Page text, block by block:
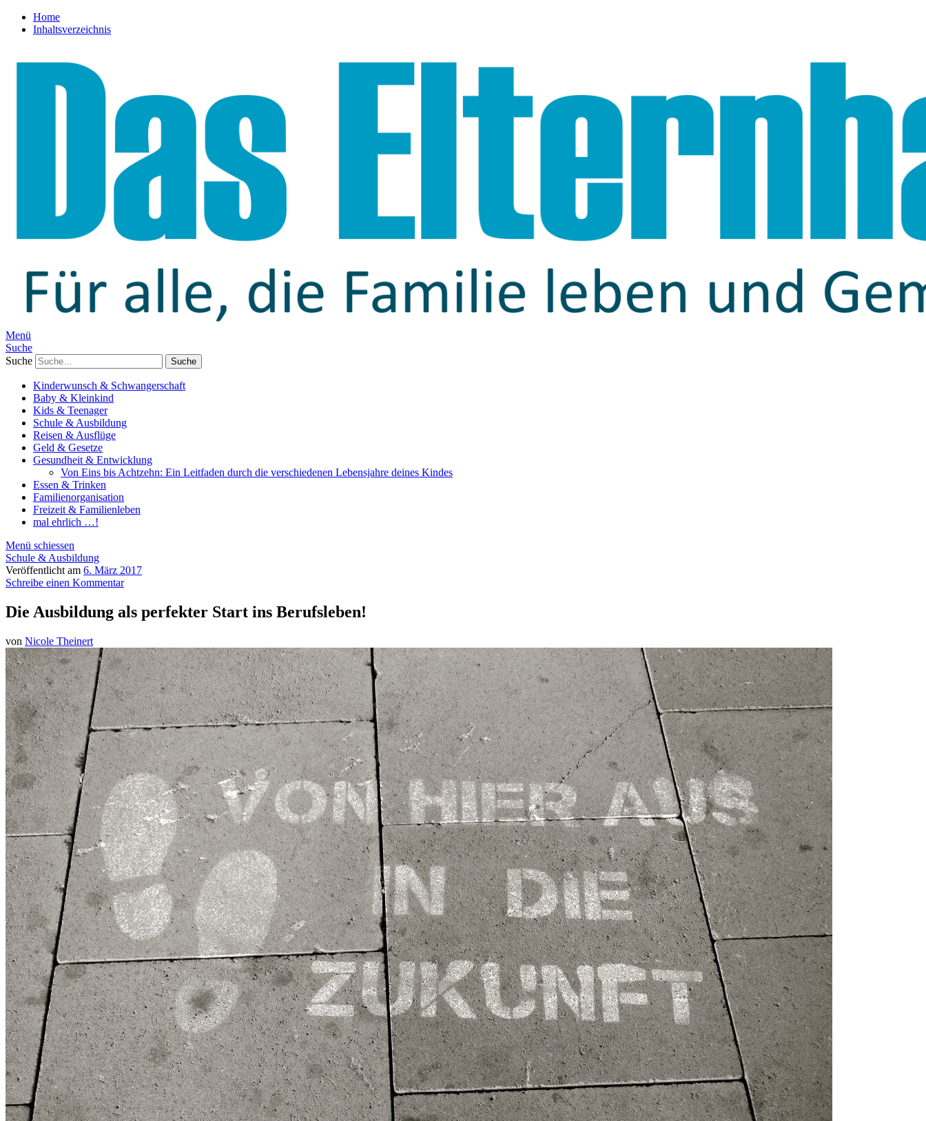
Home
Inhaltsverzeichnis
Menü
Suche
Suche
Kinderwunsch & Schwangerschaft
Baby & Kleinkind
Kids & Teenager
Schule & Ausbildung
Reisen & Ausflüge
Geld & Gesetze
Gesundheit & Entwicklung
Von Eins bis Achtzehn: Ein Leitfaden durch die verschiedenen Lebensjahre deines Kindes
Essen & Trinken
Familienorganisation
Freizeit & Familienleben
mal ehrlich …!
Menü schiessen
Schule & Ausbildung
Veröffentlicht am 6. März 2017
Schreibe einen Kommentar
Die Ausbildung als perfekter Start ins Berufsleben!
von Nicole Theinert